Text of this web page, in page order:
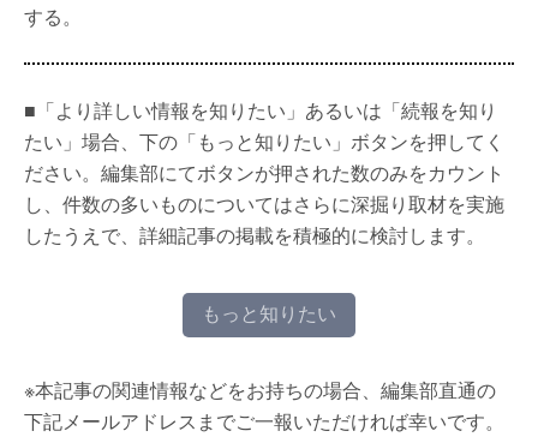
する。
■「より詳しい情報を知りたい」あるいは「続報を知り
たい」場合、下の「もっと知りたい」ボタンを押してく
ださい。編集部にてボタンが押された数のみをカウント
し、件数の多いものについてはさらに深掘り取材を実施
したうえで、詳細記事の掲載を積極的に検討します。
もっと知りたい
※本記事の関連情報などをお持ちの場合、編集部直通の
下記メールアドレスまでご一報いただければ幸いです。